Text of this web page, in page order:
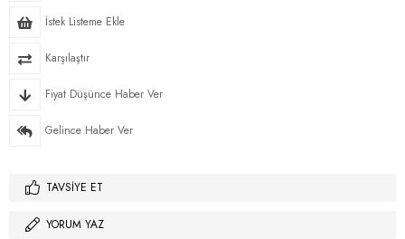
İstek Listeme Ekle
Karşılaştır
Fiyat Düşünce Haber Ver
Gelince Haber Ver
TAVSIYE ET
YORUM YAZ